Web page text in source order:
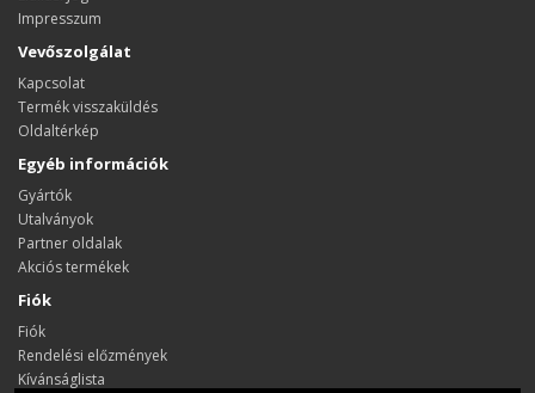
Impresszum
Vevőszolgálat
Kapcsolat
Termék visszaküldés
Oldaltérkép
Egyéb információk
Gyártók
Utalványok
Partner oldalak
Akciós termékek
Fiók
Fiók
Rendelési előzmények
Kívánságlista